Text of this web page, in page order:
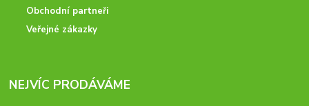
Obchodní partneři
Veřejné zákazky
NEJVÍC PRODÁVÁME